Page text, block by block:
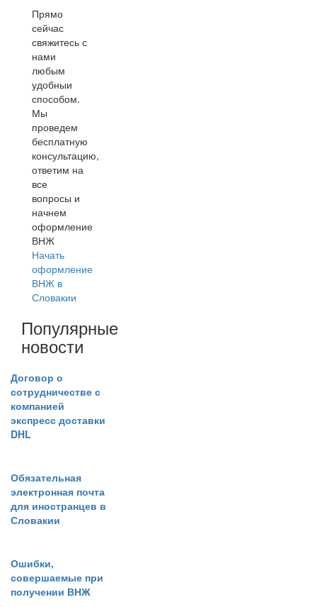
Прямо
сейчас
свяжитесь с
нами
любым
удобныи
способом.
Мы
проведем
бесплатную
консультацию,
ответим на
все
вопросы и
начнем
оформление
ВНЖ
Начать
оформление
ВНЖ в
Словакии
Популярные
новости
Договор о
сотрудничестве с
компанией
экспресс доставки
DHL
Обязательная
электронная почта
для иностранцев в
Словакии
Ошибки,
совершаемые при
получении ВНЖ